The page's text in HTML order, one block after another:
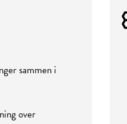
sammen i
over